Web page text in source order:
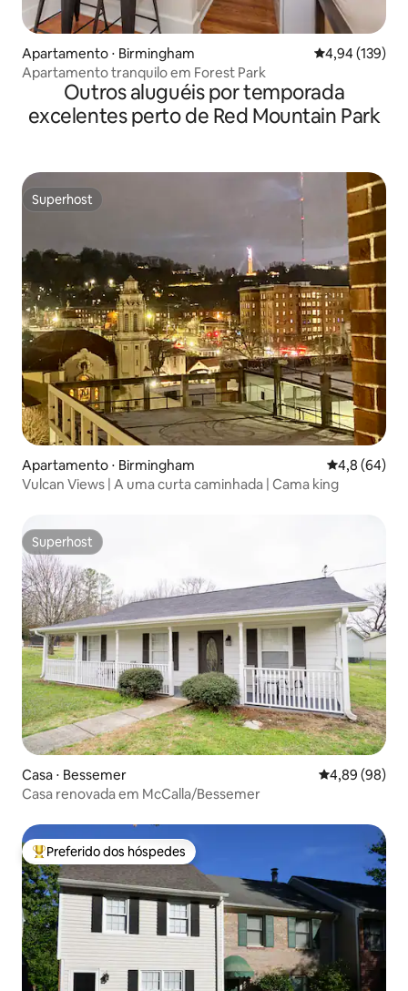
Apartamento ⋅ Birmingham 4,94 de uma
4,94 (139)
Apartamento tranquilo em Forest Park
Outros aluguéis por temporada
excelentes perto de Red Mountain Park
Superhost
Superhost
Apartamento ⋅ Birmingham 4,8 de uma
4,8 (64)
Vulcan Views | A uma curta caminhada | Cama king
Superhost
Superhost
Casa ⋅ Bessemer 4,89 de uma
4,89 (98)
Casa renovada em McCalla/Bessemer
Entre os melhores preferidos dos hóspedes
Preferido dos hóspedes